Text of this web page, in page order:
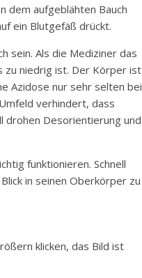
dem aufgeblähten Bauch
ein Blutgefäß drückt.
sein. Als die Mediziner das
zu niedrig ist. Der Körper ist
Azidose nur sehr selten bei
verhindert, dass
drohen Desorientierung und
funktionieren. Schnell
in seinen Oberkörper zu
klicken, das Bild ist